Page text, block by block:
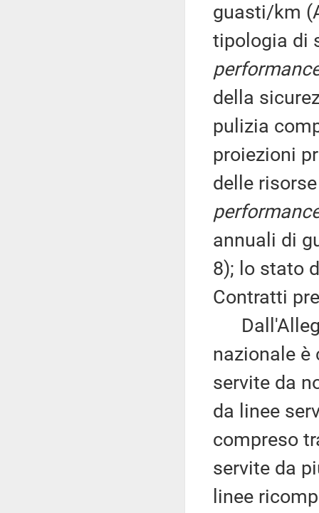
guasti/km
tipologia di
della
pulizia
proiezioni
delle
annuali di
8); lo stato
Contratti
nazionale è
servite da
da linee
compreso
servite da
linee